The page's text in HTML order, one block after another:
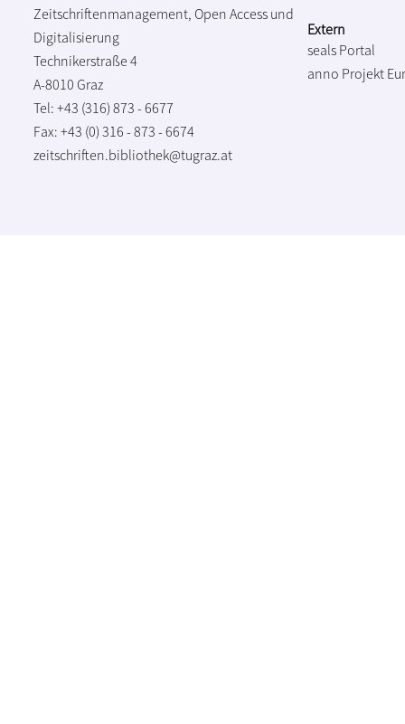
Zeitschriftenmanagement, Open Access und
Digitalisierung
Technikerstraße 4
A-8010 Graz
Tel: +43 (316) 873 - 6677
Fax: +43 (0) 316 - 873 - 6674
zeitschriften.bibliothek@tugraz.at
Extern
seals Portal
anno Projekt